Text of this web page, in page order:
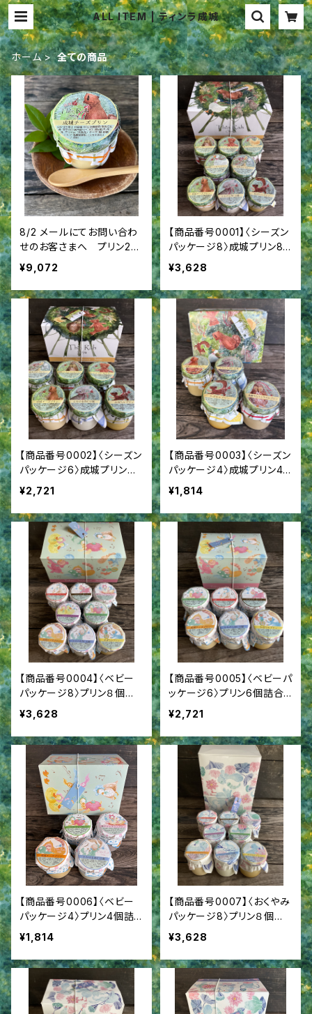
ALL ITEM | ティンラ成城
ホーム 全ての商品
8/2 メールにてお問い合わ
せのお客さまへ プリン20
個詰合せ シーズンパッケ
ージ
¥9,072
【商品番号0001】〈シーズン
パッケージ8〉成城プリン8
個詰合せ
¥3,628
【商品番号0002】〈シーズン
パッケージ6〉成城プリン６
個詰合せ
¥2,721
【商品番号0003】〈シーズン
パッケージ4〉成城プリン4
個詰合せ
¥1,814
【商品番号0004】〈ベビー
パッケージ8〉プリン８個詰
合せ 出産祝 出産内祝
¥3,628
【商品番号0005】〈ベビーパ
ッケージ6〉プリン6個詰合
せ 出産祝 出産内祝
¥2,721
【商品番号0006】〈ベビー
パッケージ4〉プリン4個詰
合せ 出産祝 出産内祝
¥1,814
【商品番号0007】〈おくやみ
パッケージ8〉プリン８個詰
合せ 香典返し 喪中御見
舞 弔事用ギフト
¥3,628